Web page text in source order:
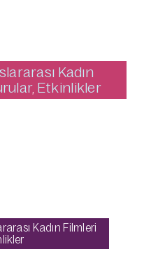
Kadın
, Etkinlikler
Kadın Filmleri